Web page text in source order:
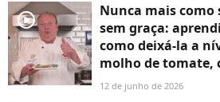
player2
Nunca mais
sem graça:
como deixá-la a
molho de tomate,
12 de junho de 2026